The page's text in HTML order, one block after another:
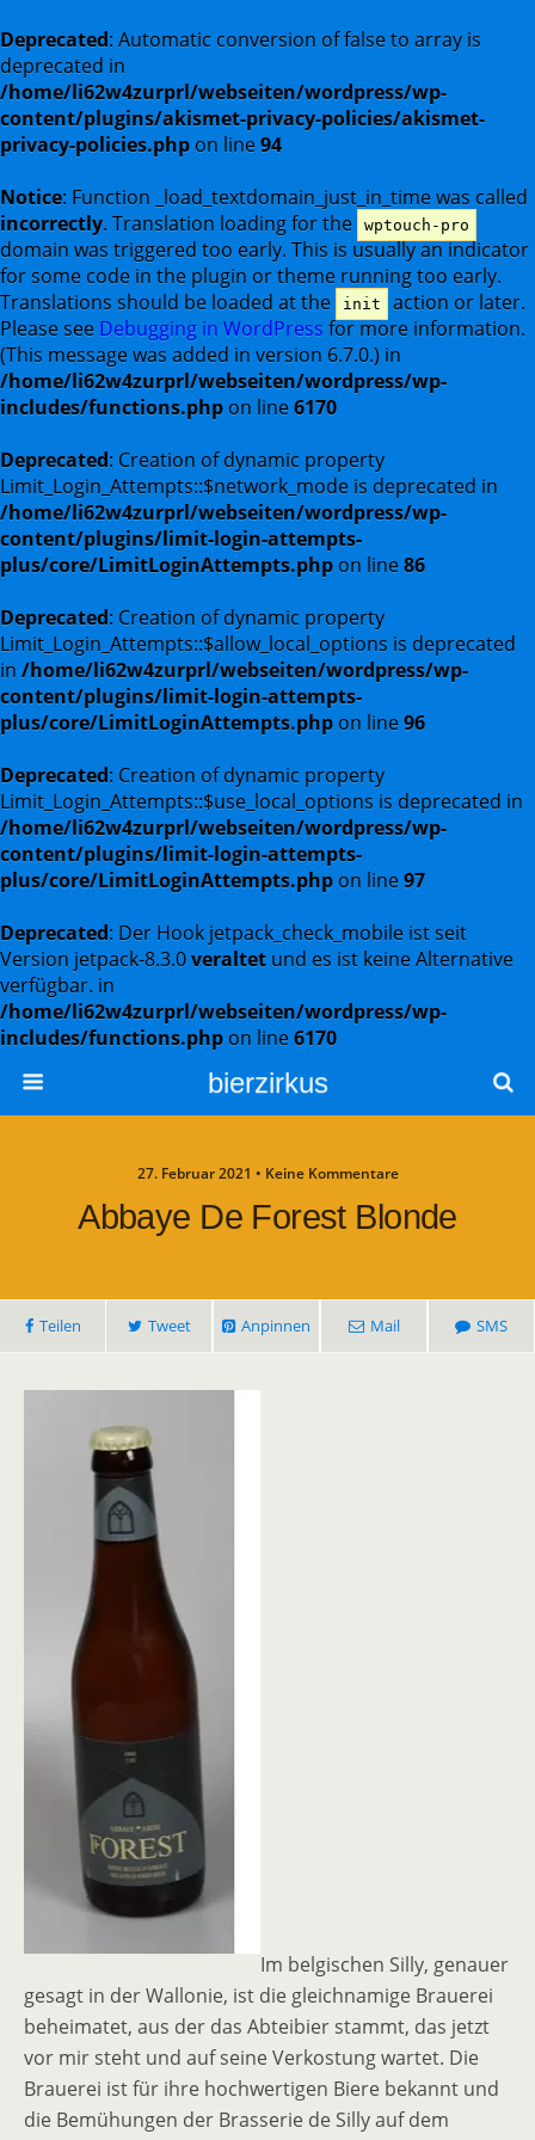
Deprecated: Automatic conversion of false to array is
deprecated in
/home/li62w4zurprl/webseiten/wordpress/wp-
content/plugins/akismet-privacy-policies/akismet-
privacy-policies.php on line94
Notice: Function _load_textdomain_just_in_time was called
incorrectly. Translation loading for the wptouch-pro
domain was triggered too early. This is usually an indicator
for some code in the plugin or theme running too early.
Translations should be loaded at the
init
action or later.
Please see Debugging in WordPress for more information.
(This message was added in version 6.7.0.) in
/home/li62w4zurprl/webseiten/wordpress/wp-
includes/functions.php on line6170
Deprecated: Creation of dynamic property
Limit_Login_Attempts::$network_mode is deprecated in
/home/li62w4zurprl/webseiten/wordpress/wp-
content/plugins/limit-login-attempts-
plus/core/LimitLoginAttempts.php on line86
Deprecated: Creation of dynamic property
Limit_Login_Attempts::$allow_local_options is deprecated
in /home/li62w4zurprl/webseiten/wordpress/wp-
content/plugins/limit-login-attempts-
plus/core/LimitLoginAttempts.php on line96
Deprecated: Creation of dynamic property
Limit_Login_Attempts::$use_local_options is deprecated in
/home/li62w4zurprl/webseiten/wordpress/wp-
content/plugins/limit-login-attempts-
plus/core/LimitLoginAttempts.php on line97
Deprecated: Der Hook jetpack_check_mobile ist seit
Version jetpack-8.3.0veraltet und es ist keine Alternative
verfügbar. in
/home/li62w4zurprl/webseiten/wordpress/wp-
includes/functions.php on line6170
bierzirkus
27. Februar 2021 • Keine Kommentare
Abbaye De Forest Blonde
Teilen Tweet Anpinnen Mail SMS
Im belgischen Silly, genauer
gesagt in der Wallonie, ist die gleichnamige Brauerei
beheimatet, aus der das Abteibier stammt, das jetzt
vor mir steht und auf seine Verkostung wartet. Die
Brauerei ist für ihre hochwertigen Biere bekannt und
die Bemühungen der Brasserie de Silly auf dem